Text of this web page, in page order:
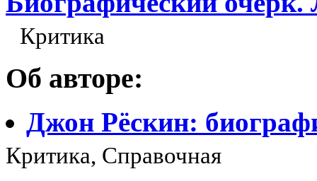
Критика
Об авторе:
Джон Рёскин:
Критика, Справочная